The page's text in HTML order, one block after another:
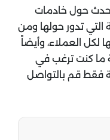
حول خادمات
التي تدور حولها ومن
لكل العملاء، وأيضاً
ما كنت ترغب في
فقط قم بالتواصل